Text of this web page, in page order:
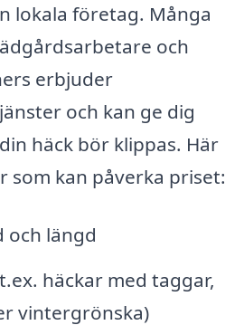
lokala företag. Många
och
erbjuder
och kan ge dig
häck bör klippas. Här
som kan påverka priset:
och längd
häckar med taggar,
vintergrönska)